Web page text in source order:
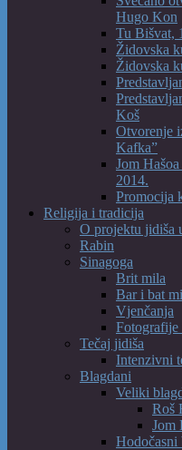
Hugo Kon
Tu Bišvat,
Židovska
Židovska
Koš
Otvorenje
Kafka”
Jom
2014.
Promocija
Religija i tradicija
O projektu jidiša
Rabin
Sinagoga
Brit mila
Bar i bat
Vjenčanja
Fotografije
Tečaj jidiša
Intenzivni
Blagdani
Veliki
Roš
Jom
Hodočasni